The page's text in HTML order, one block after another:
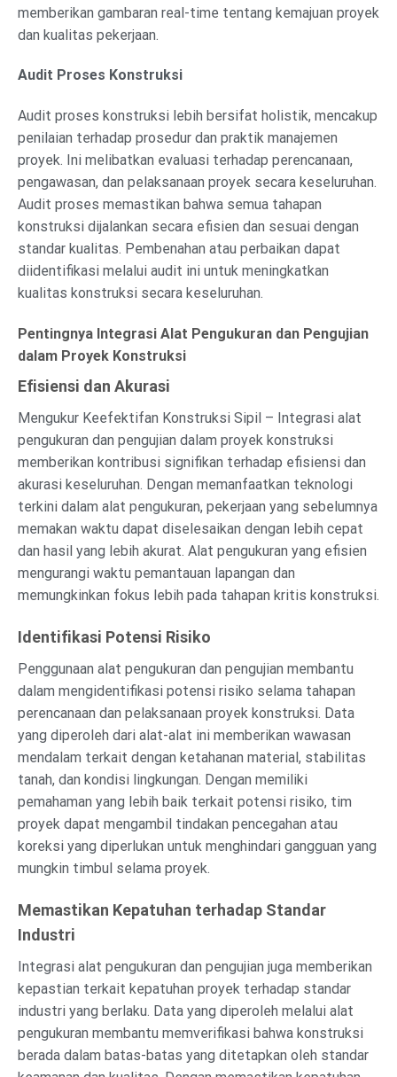
memberikan gambaran real-time tentang kemajuan proyek
dan kualitas pekerjaan.
Audit Proses Konstruksi
Audit proses konstruksi lebih bersifat holistik, mencakup
penilaian terhadap prosedur dan praktik manajemen
proyek. Ini melibatkan evaluasi terhadap perencanaan,
pengawasan, dan pelaksanaan proyek secara keseluruhan.
Audit proses memastikan bahwa semua tahapan
konstruksi dijalankan secara efisien dan sesuai dengan
standar kualitas. Pembenahan atau perbaikan dapat
diidentifikasi melalui audit ini untuk meningkatkan
kualitas konstruksi secara keseluruhan.
Pentingnya Integrasi Alat Pengukuran dan Pengujian
dalam Proyek Konstruksi
Efisiensi dan Akurasi
Mengukur Keefektifan Konstruksi Sipil – Integrasi alat
pengukuran dan pengujian dalam proyek konstruksi
memberikan kontribusi signifikan terhadap efisiensi dan
akurasi keseluruhan. Dengan memanfaatkan teknologi
terkini dalam alat pengukuran, pekerjaan yang sebelumnya
memakan waktu dapat diselesaikan dengan lebih cepat
dan hasil yang lebih akurat. Alat pengukuran yang efisien
mengurangi waktu pemantauan lapangan dan
memungkinkan fokus lebih pada tahapan kritis konstruksi.
Identifikasi Potensi Risiko
Penggunaan alat pengukuran dan pengujian membantu
dalam mengidentifikasi potensi risiko selama tahapan
perencanaan dan pelaksanaan proyek konstruksi. Data
yang diperoleh dari alat-alat ini memberikan wawasan
mendalam terkait dengan ketahanan material, stabilitas
tanah, dan kondisi lingkungan. Dengan memiliki
pemahaman yang lebih baik terkait potensi risiko, tim
proyek dapat mengambil tindakan pencegahan atau
koreksi yang diperlukan untuk menghindari gangguan yang
mungkin timbul selama proyek.
Memastikan Kepatuhan terhadap Standar
Industri
Integrasi alat pengukuran dan pengujian juga memberikan
kepastian terkait kepatuhan proyek terhadap standar
industri yang berlaku. Data yang diperoleh melalui alat
pengukuran membantu memverifikasi bahwa konstruksi
berada dalam batas-batas yang ditetapkan oleh standar